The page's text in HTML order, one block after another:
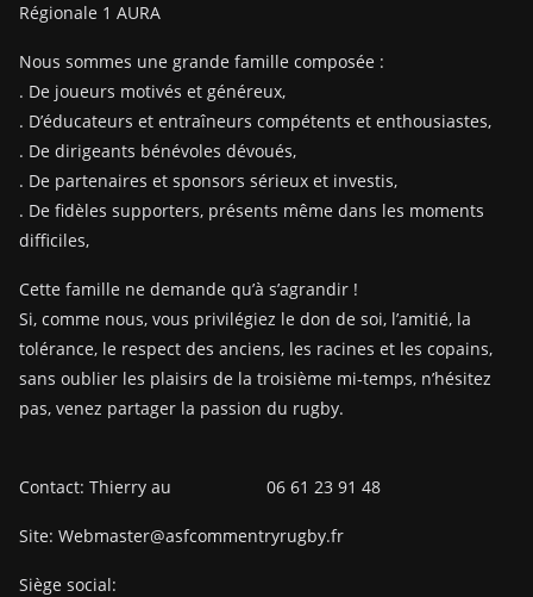
Régionale 1 AURA
Nous sommes une grande famille composée :
. De joueurs motivés et généreux,
. D’éducateurs et entraîneurs compétents et enthousiastes,
. De dirigeants bénévoles dévoués,
. De partenaires et sponsors sérieux et investis,
. De fidèles supporters, présents même dans les moments
difficiles,
Cette famille ne demande qu’à s’agrandir !
Si, comme nous, vous privilégiez le don de soi, l’amitié, la
tolérance, le respect des anciens, les racines et les copains,
sans oublier les plaisirs de la troisième mi-temps, n’hésitez
pas, venez partager la passion du rugby.
Contact: Thierry au 06 61 23 91 48
Site: Webmaster@asfcommentryrugby.fr
Siège social: